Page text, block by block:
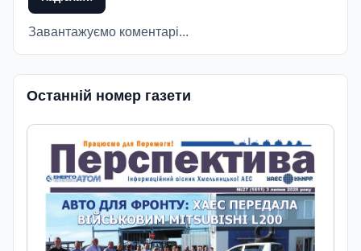
Завантажуємо коментарі...
Останній номер газети